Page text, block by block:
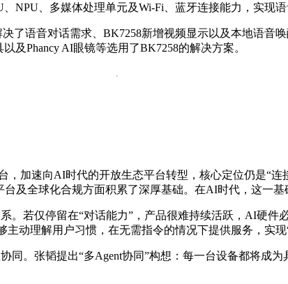
NPU、多媒体处理单元及Wi-Fi、蓝牙连接能力，实现语
了语音对话需求、BK7258新增视频显示以及本地语音
及Phancy AI眼镜等选用了BK7258的解决方案。
加速向AI时代的开放生态平台转型，核心定位仍是“
及全球化合规方面积累了深厚基础。在AI时代，这一基
。若仅停留在“对话能力”，产品很难持续活跃，AI硬件
动理解用户习惯，在无需指令的情况下提供服务，实现
。张韬提出“多Agent协同”构想：每一台设备都将成